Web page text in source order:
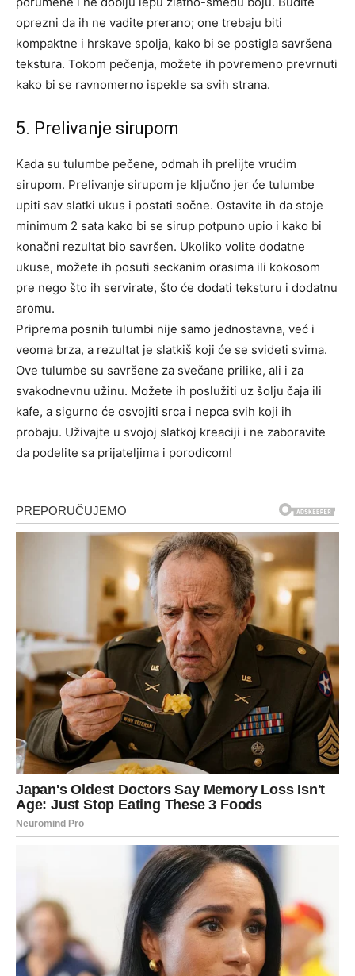
oprezni da ih ne vadite prerano; one trebaju biti
kompaktne i hrskave spolja, kako bi se postigla savršena
tekstura. Tokom pečenja, možete ih povremeno prevrnuti
kako bi se ravnomerno ispekle sa svih strana.
5. Prelivanje sirupom
Kada su tulumbe pečene, odmah ih prelijte vrućim
sirupom. Prelivanje sirupom je ključno jer će tulumbe
upiti sav slatki ukus i postati sočne. Ostavite ih da stoje
minimum 2 sata kako bi se sirup potpuno upio i kako bi
konačni rezultat bio savršen. Ukoliko volite dodatne
ukuse, možete ih posuti seckanim orasima ili kokosom
pre nego što ih servirate, što će dodati teksturu i dodatnu
aromu.
Priprema posnih tulumbi nije samo jednostavna, već i
veoma brza, a rezultat je slatkiš koji će se svideti svima.
Ove tulumbe su savršene za svečane prilike, ali i za
svakodnevnu užinu. Možete ih poslužiti uz šolju čaja ili
kafe, a sigurno će osvojiti srca i nepca svih koji ih
probaju. Uživajte u svojoj slatkoj kreaciji i ne zaboravite
da podelite sa prijateljima i porodicom!